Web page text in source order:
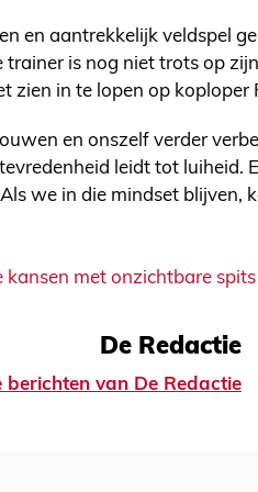
en aantrekkelijk veldspel
trainer is nog niet trots op
zien in te lopen op koploper
en onszelf verder
leidt tot luiheid.
we in die mindset blijven,
kansen met onzichtbare spits
De Redactie
berichten van De Redactie